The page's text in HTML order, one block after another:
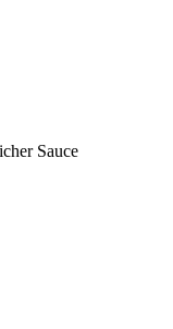
Sauce